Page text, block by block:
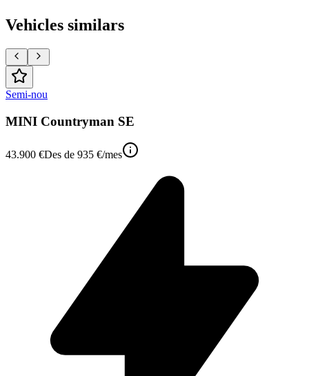
Vehicles similars
Semi-nou
MINI Countryman SE
43.900 €Des de 935 €/mes